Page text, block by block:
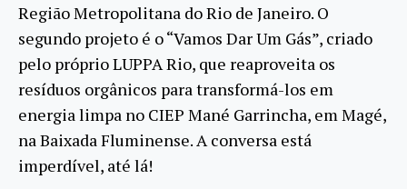
Região Metropolitana do Rio de Janeiro. O
segundo projeto é o “Vamos Dar Um Gás”, criado
pelo próprio LUPPA Rio, que reaproveita os
resíduos orgânicos para transformá-los em
energia limpa no CIEP Mané Garrincha, em Magé,
na Baixada Fluminense. A conversa está
imperdível, até lá!